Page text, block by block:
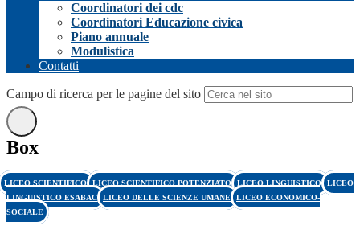
Coordinatori dei cdc
Coordinatori Educazione civica
Piano annuale
Modulistica
Contatti
Campo di ricerca per le pagine del sito
Box
LICEO SCIENTIFICO LICEO SCIENTIFICO POTENZIATO LICEO LINGUISTICO LICEO
LINGUISTICO ESABAC LICEO DELLE SCIENZE UMANE LICEO ECONOMICO-
SOCIALE